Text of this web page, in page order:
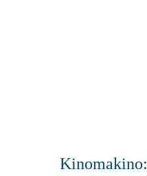
Kinomakino: